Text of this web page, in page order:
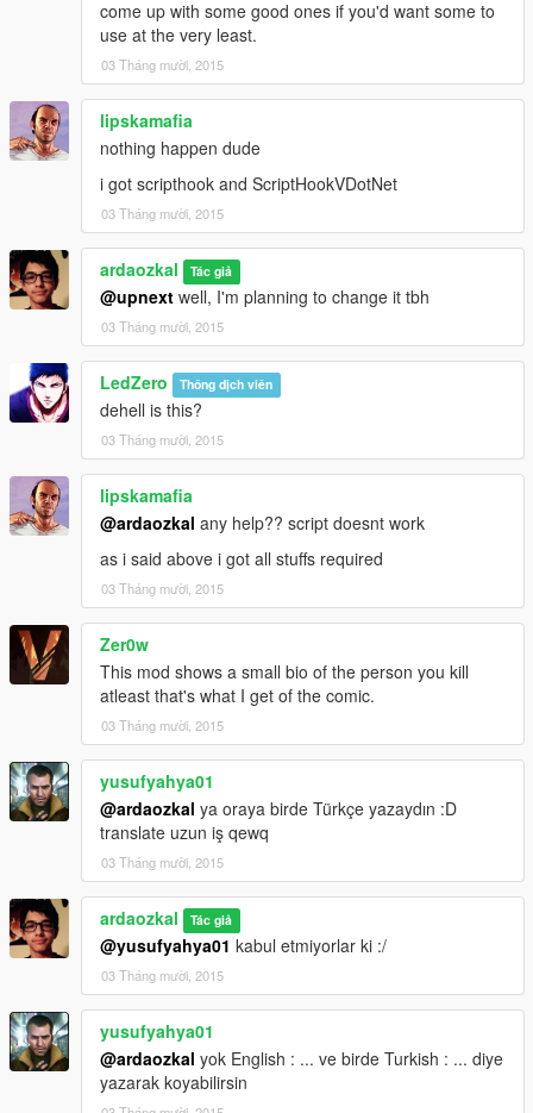
come up with some good ones if you'd want some to
use at the very least.
03 Tháng mười, 2015
lipskamafia
nothing happen dude
i got scripthook and ScriptHookVDotNet
03 Tháng mười, 2015
ardaozkal Tác giả
@upnext well, I'm planning to change it tbh
03 Tháng mười, 2015
LedZero Thông dịch viên
dehell is this?
03 Tháng mười, 2015
lipskamafia
@ardaozkal any help?? script doesnt work
as i said above i got all stuffs required
03 Tháng mười, 2015
Zer0w
This mod shows a small bio of the person you kill
atleast that's what I get of the comic.
03 Tháng mười, 2015
yusufyahya01
@ardaozkal ya oraya birde Türkçe yazaydın :D
translate uzun iş qewq
03 Tháng mười, 2015
ardaozkal Tác giả
@yusufyahya01 kabul etmiyorlar ki :/
03 Tháng mười, 2015
yusufyahya01
@ardaozkal yok English : ... ve birde Turkish : ... diye
yazarak koyabilirsin